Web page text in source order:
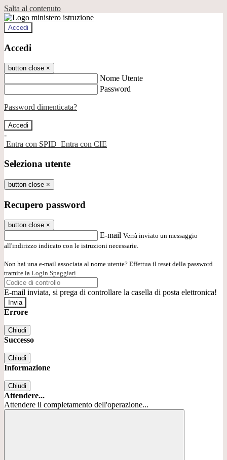
Salta al contenuto
Accedi
Accedi
button close ×
Nome Utente
Password
Password dimenticata?
-
Entra con SPID Entra con CIE
Seleziona utente
button close ×
Recupero password
button close ×
E-mail Verrà inviato un messaggio
all'indirizzo indicato con le istruzioni necessarie.
Non hai una e-mail associata al nome utente? Effettua il reset della password
tramite la Login Spaggiari
E-mail inviata, si prega di controllare la casella di posta elettronica!
Errore
Chiudi
Successo
Chiudi
Informazione
Chiudi
Attendere...
Attendere il completamento dell'operazione...